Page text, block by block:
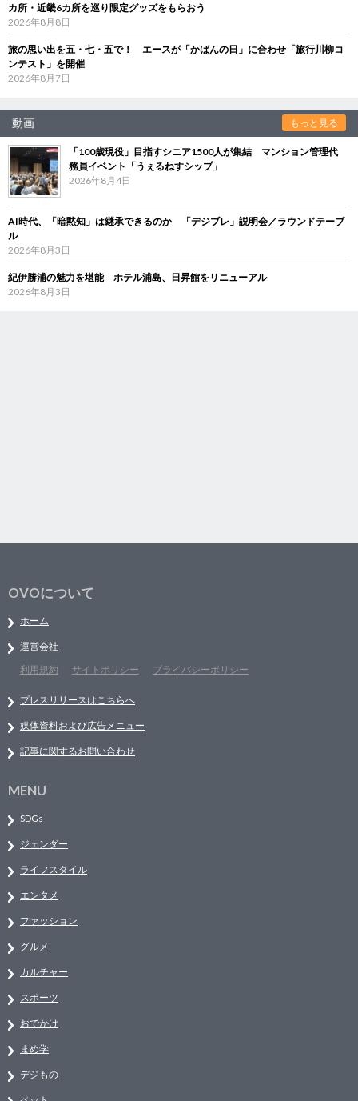
カ所・近畿6カ所を巡り限定グッズをもらおう
2026年8月8日
旅の思い出を五・七・五で！ エースが「かばんの日」に合わせ「旅行川柳コ
ンテスト」を開催
2026年8月7日
動画 もっと見る
「100歳現役」目指すシニア1500人が集結 マンション管理代
務員イベント「うぇるねすシップ」
2026年8月4日
AI時代、「暗黙知」は継承できるのか 「デジブレ」説明会／ラウンドテーブ
ル
2026年8月3日
紀伊勝浦の魅力を堪能 ホテル浦島、日昇館をリニューアル
2026年8月3日
OVOについて
ホーム
運営会社
利用規約
サイトポリシー プライバシーポリシー
プレスリリースはこちらへ
媒体資料および広告メニュー
記事に関するお問い合わせ
MENU
SDGs
ジェンダー
ライフスタイル
エンタメ
ファッション
グルメ
カルチャー
スポーツ
おでかけ
まめ学
デジもの